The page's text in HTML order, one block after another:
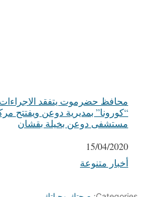
محافظ حضرموت يتفقد الاجراءات
“كورونا” بمديرية دوعن ويفتتح
مستشفى دوعن بخيلة بقشان
التاريخ
15/04/2020
في ما يتعلق بما يأتي
أخبار متنوعة